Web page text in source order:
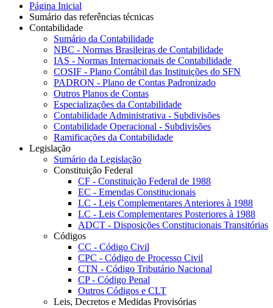
Página Inicial
Sumário das referências técnicas
Contabilidade
Sumário da Contabilidade
NBC - Normas Brasileiras de Contabilidade
IAS - Normas Internacionais de Contabilidade
COSIF - Plano Contábil das Instituições do SFN
PADRON - Plano de Contas Padronizado
Outros Planos de Contas
Especializações da Contabilidade
Contabilidade Administrativa - Subdivisões
Contabilidade Operacional - Subdivisões
Ramificações da Contabilidade
Legislação
Sumário da Legislação
Constituição Federal
CF - Constituição Federal de 1988
EC - Emendas Constitucionais
LC - Leis Complementares Anteriores à 1988
LC - Leis Complementares Posteriores à 1988
ADCT - Disposições Constitucionais Transitórias
Códigos
CC - Código Civil
CPC - Código de Processo Civil
CTN - Código Tributário Nacional
CP - Código Penal
Outros Códigos e CLT
Leis, Decretos e Medidas Provisórias